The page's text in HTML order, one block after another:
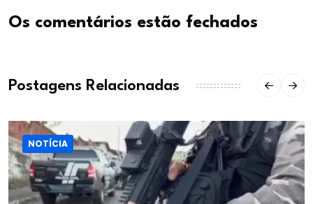
Os comentários estão fechados
Postagens Relacionadas
NOTÍCIA